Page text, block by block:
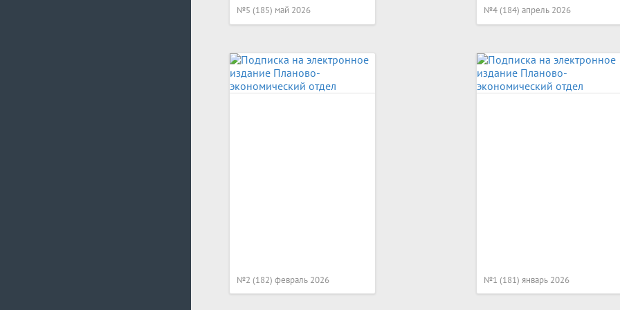
№5 (185) май 2026 №4 (184) апрель 2026
№2 (182) февраль 2026 №1 (181) январь 2026